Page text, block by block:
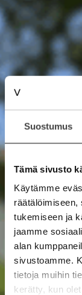
Suostumus
Tämä sivusto
Käytämme
räätälöimiseen,
tukemiseen ja
jaamme
alan
sivustoamme.
tietoja muihin
kerätty, kun